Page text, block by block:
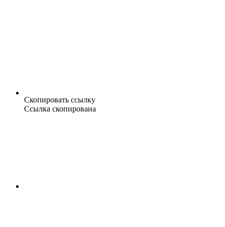
Скопировать ссылку
Ссылка скопирована